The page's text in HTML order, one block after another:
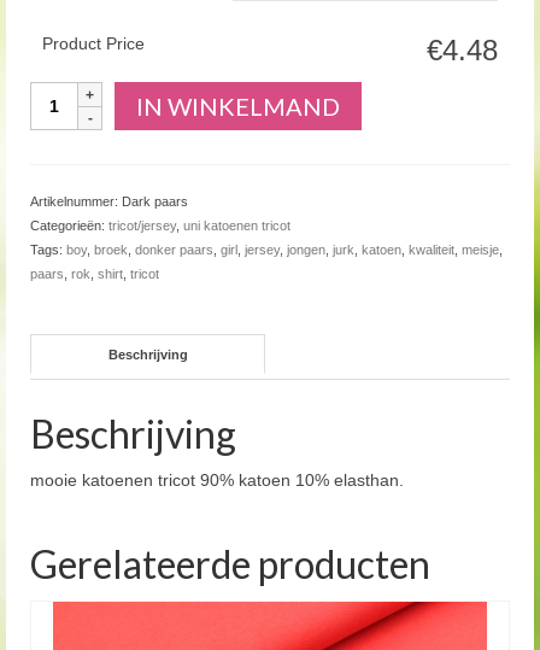
Product Price €4.48
IN WINKELMAND
Artikelnummer: Dark paars
Categorieën: tricot/jersey, uni katoenen tricot
Tags: boy, broek donker paars girl jersey, jongen jurk katoen kwaliteit meisje
paars rok shirt tricot
Beschrijving
Beschrijving
mooie katoenen tricot 90% katoen 10% elasthan.
Gerelateerde producten